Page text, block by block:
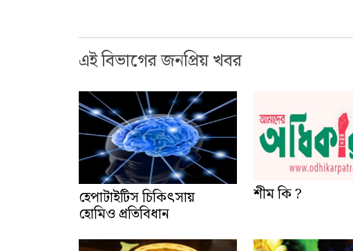
এই বিভাগের জনপ্রিয় খবর
হেপাটাইটিস চিকিৎসায়
হোমিও প্রতিবিধান
শীম কি ?